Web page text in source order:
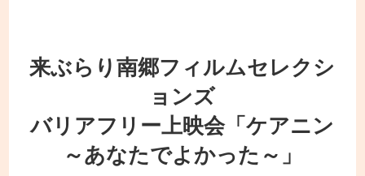
来ぶらり南郷フィルムセレクシ
ョンズ
バリアフリー上映会「ケアニン
～あなたでよかった～」